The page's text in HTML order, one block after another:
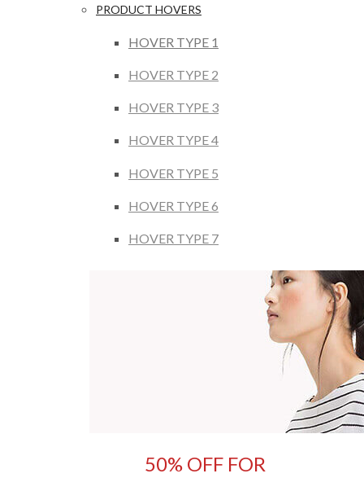
PRODUCT HOVERS
HOVER TYPE 1
HOVER TYPE 2
HOVER TYPE 3
HOVER TYPE 4
HOVER TYPE 5
HOVER TYPE 6
HOVER TYPE 7
50% OFF FOR